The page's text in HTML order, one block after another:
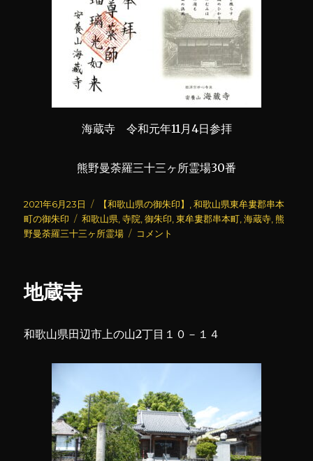
海蔵寺 令和元年11月4日参拝
熊野曼荼羅三十三ヶ所霊場30番
投
稿
日:
2021年6月23日
カ
テ
ゴ
【和歌山県の御朱印】 ,和歌山県東牟婁郡串本
町の御朱印
タ
グ
和歌山県 ,寺院 ,御朱印 ,東牟婁郡串本町 ,海蔵寺 ,熊
野曼荼羅三十三ヶ所霊場
海
コメント
地蔵寺
和歌山県田辺市上の山2丁目１０－１４